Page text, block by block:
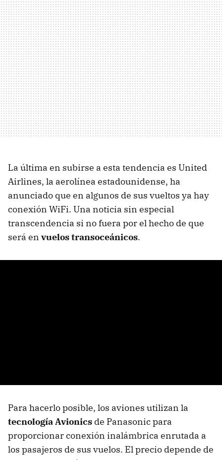
La última en subirse a esta tendencia es United
Airlines, la aerolínea estadounidense, ha
anunciado que en algunos de sus vueltos ya hay
conexión WiFi. Una noticia sin especial
transcendencia si no fuera por el hecho de que
será en vuelos transoceánicos.
Para hacerlo posible, los aviones utilizan la
tecnología Avionics de Panasonic para
proporcionar conexión inalámbrica enrutada a
los pasajeros de sus vuelos. El precio depende de